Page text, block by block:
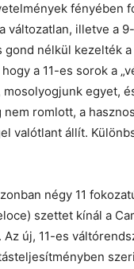
fényében
változatlan, illetve a
gond nélkül kezelték
a 11-es sorok a
mosolyogjunk egyet,
nem romlott, a
valótlant állít.
négy 11
szettet kínál a
Az új, 11-es